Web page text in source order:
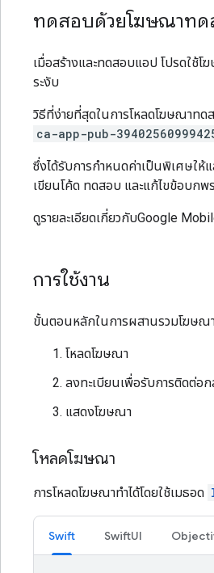
ทดสอบด้วยโฆษณาทด
เมื่อสร้างและทดสอบแอป โปรดใช้
ระงับ
วิธีที่ง่ายที่สุดในการโหลดโฆษณาทด
ca-app-pub-
ซึ่งได้รับการกำหนดค่าเป็นพิเศษใ
เขียนโค้ด ทดสอบ และแก้ไขข้อบก
ดูรายละเอียดเกี่ยวกับGoogle
การใช้งาน
ขั้นตอนหลักในการผสานรวมโฆษณ
โหลดโฆษณา
ลงทะเบียนเพื่อรับการติดต่อ
แสดงโฆษณา
โหลดโฆษณา
การโหลดโฆษณาทำได้โดยใช้เมธอด
Swift SwiftUI